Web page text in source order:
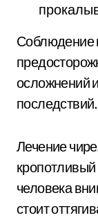
Соблюдение
осложнений
последствий.
Лечение
человека
стоит